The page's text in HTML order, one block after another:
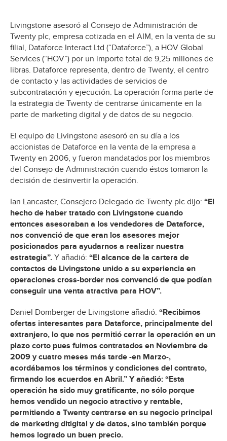
Livingstone asesoró al Consejo de Administración de
Twenty plc, empresa cotizada en el AIM, en la venta de su
filial, Dataforce Interact Ltd (“Dataforce”), a HOV Global
Services (“HOV”) por un importe total de 9,25 millones de
libras. Dataforce representa, dentro de Twenty, el centro
de contacto y las actividades de servicios de
subcontratación y ejecución. La operación forma parte de
la estrategia de Twenty de centrarse únicamente en la
parte de marketing digital y de datos de su negocio.
El equipo de Livingstone asesoró en su día a los
accionistas de Dataforce en la venta de la empresa a
Twenty en 2006, y fueron mandatados por los miembros
del Consejo de Administración cuando éstos tomaron la
decisión de desinvertir la operación.
Ian Lancaster, Consejero Delegado de Twenty plc dijo: “El
hecho de haber tratado con Livingstone cuando
entonces asesoraban a los vendedores de Dataforce,
nos convenció de que eran los asesores mejor
posicionados para ayudarnos a realizar nuestra
estrategia”. Y añadió: “El alcance de la cartera de
contactos de Livingstone unido a su experiencia en
operaciones cross-border nos convenció de que podían
conseguir una venta atractiva para HOV”.
Daniel Domberger de Livingstone añadió: “Recibimos
ofertas interesantes para Dataforce, principalmente del
extranjero, lo que nos permitió cerrar la operación en un
plazo corto pues fuimos contratados en Noviembre de
2009 y cuatro meses más tarde -en Marzo-,
acordábamos los términos y condiciones del contrato,
firmando los acuerdos en Abril.” Y añadió: “Esta
operación ha sido muy gratificante, no sólo porque
hemos vendido un negocio atractivo y rentable,
permitiendo a Twenty centrarse en su negocio principal
de marketing ditigital y de datos, sino también porque
hemos logrado un buen precio.